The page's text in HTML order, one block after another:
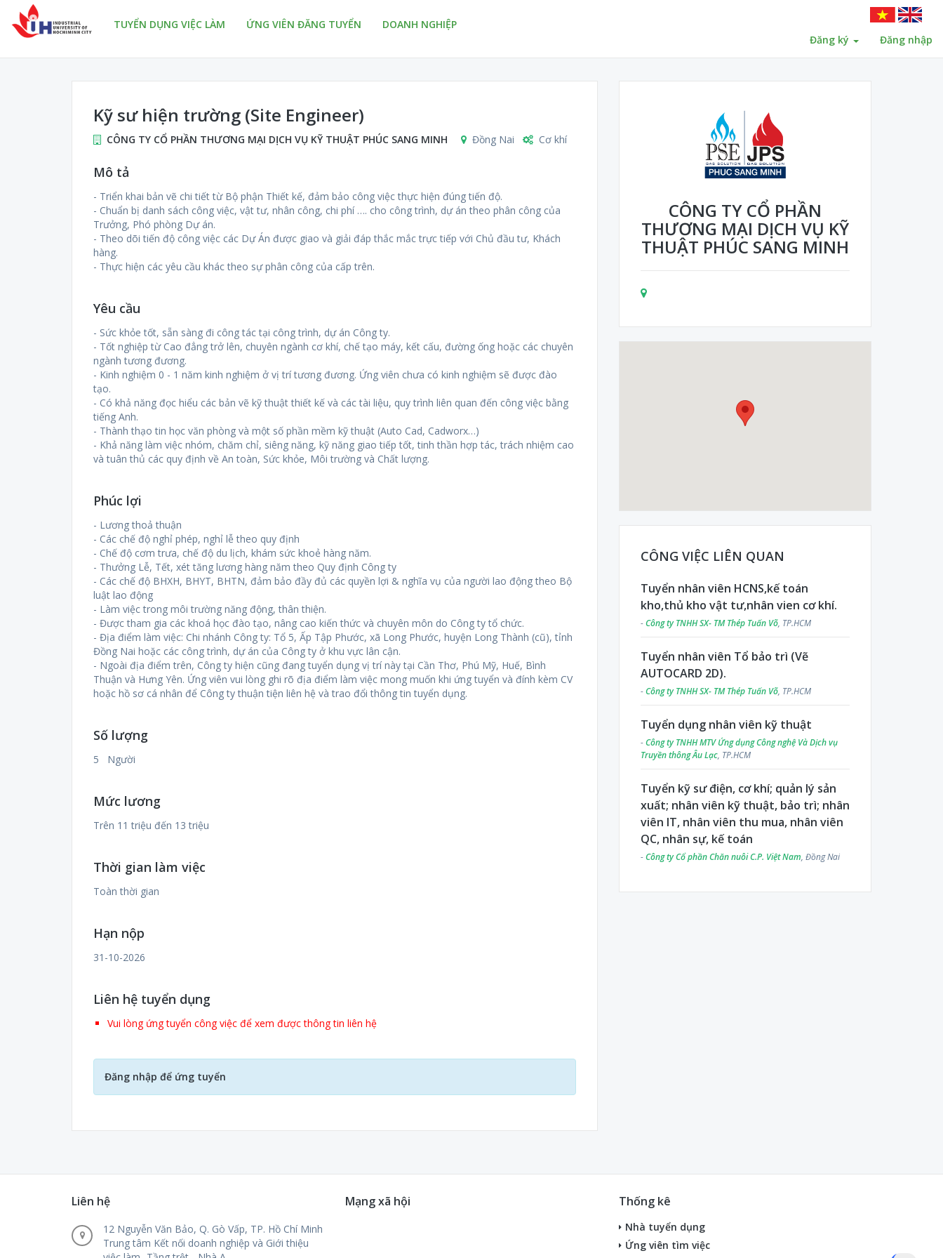
TUYỂN DỤNG VIỆC LÀM ỨNG VIÊN ĐĂNG TUYỂN
DOANH NGHIỆP
Đăng ký
Đăng nhập
Kỹ sư hiện trường (Site Engineer)
CÔNG TY CỔ PHẦN THƯƠNG MẠI DỊCH VỤ KỸ THUẬT PHÚC SANG MINH Đồng Nai Cơ khí
Mô tả
- Triển khai bản vẽ chi tiết từ Bộ phận Thiết kế, đảm bảo công việc thực hiện đúng tiến độ.
- Chuẩn bị danh sách công việc, vật tư, nhân công, chi phí …. cho công trình, dự án theo phân công của
Trưởng, Phó phòng Dự án.
- Theo dõi tiến độ công việc các Dự Án được giao và giải đáp thắc mắc trực tiếp với Chủ đầu tư, Khách
hàng.
- Thực hiện các yêu cầu khác theo sự phân công của cấp trên.
Yêu cầu
- Sức khỏe tốt, sẵn sàng đi công tác tại công trình, dự án Công ty.
- Tốt nghiệp từ Cao đẳng trở lên, chuyên ngành cơ khí, chế tạo máy, kết cấu, đường ống hoặc các chuyên
ngành tương đương.
- Kinh nghiệm 0 - 1 năm kinh nghiệm ở vị trí tương đương. Ứng viên chưa có kinh nghiệm sẽ được đào
tạo.
- Có khả năng đọc hiểu các bản vẽ kỹ thuật thiết kế và các tài liệu, quy trình liên quan đến công việc bằng
tiếng Anh.
- Thành thạo tin học văn phòng và một số phần mềm kỹ thuật (Auto Cad, Cadworx…)
- Khả năng làm việc nhóm, chăm chỉ, siêng năng, kỹ năng giao tiếp tốt, tinh thần hợp tác, trách nhiệm cao
và tuân thủ các quy định về An toàn, Sức khỏe, Môi trường và Chất lượng.
Phúc lợi
- Lương thoả thuận
- Các chế độ nghỉ phép, nghỉ lễ theo quy định
- Chế độ cơm trưa, chế độ du lịch, khám sức khoẻ hàng năm.
- Thưởng Lễ, Tết, xét tăng lương hàng năm theo Quy định Công ty
- Các chế độ BHXH, BHYT, BHTN, đảm bảo đầy đủ các quyền lợi & nghĩa vụ của người lao động theo Bộ
luật lao động
- Làm việc trong môi trường năng động, thân thiện.
- Được tham gia các khoá học đào tạo, nâng cao kiến thức và chuyên môn do Công ty tổ chức.
- Địa điểm làm việc: Chi nhánh Công ty: Tổ 5, Ấp Tập Phước, xã Long Phước, huyện Long Thành (cũ), tỉnh
Đồng Nai hoặc các công trình, dự án của Công ty ở khu vực lân cận.
- Ngoài địa điểm trên, Công ty hiện cũng đang tuyển dụng vị trí này tại Cần Thơ, Phú Mỹ, Huế, Bình
Thuận và Hưng Yên. Ứng viên vui lòng ghi rõ địa điểm làm việc mong muốn khi ứng tuyển và đính kèm CV
hoặc hồ sơ cá nhân để Công ty thuận tiện liên hệ và trao đổi thông tin tuyển dụng.
Số lượng
5 Người
Mức lương
Trên 11 triệu đến 13 triệu
Thời gian làm việc
Toàn thời gian
Hạn nộp
31-10-2026
Liên hệ tuyển dụng
Vui lòng ứng tuyển công việc để xem được thông tin liên hệ
Đăng nhập để ứng tuyển
CÔNG TY CỔ PHẦN
THƯƠNG MẠI DỊCH VỤ KỸ
THUẬT PHÚC SANG MINH
CÔNG VIỆC LIÊN QUAN
Tuyển nhân viên HCNS,kế toán
kho,thủ kho vật tư,nhân vien cơ khí.
-Công ty TNHH SX- TM Thép Tuấn Võ, TP.HCM
Tuyển nhân viên Tổ bảo trì (Vẽ
AUTOCARD 2D).
-Công ty TNHH SX- TM Thép Tuấn Võ, TP.HCM
Tuyển dụng nhân viên kỹ thuật
-Công ty TNHH MTV Ứng dụng Công nghệ Và Dịch vụ
Truyền thông Âu Lạc, TP.HCM
Tuyển kỹ sư điện, cơ khí; quản lý sản
xuất; nhân viên kỹ thuật, bảo trì; nhân
viên IT, nhân viên thu mua, nhân viên
QC, nhân sự, kế toán
-Công ty Cổ phần Chăn nuôi C.P. Việt Nam, Đồng Nai
Liên hệ
12 Nguyễn Văn Bảo, Q. Gò Vấp, TP. Hồ Chí Minh
Trung tâm Kết nối doanh nghiệp và Giới thiệu
Mạng xã hội Thống kê
Nhà tuyển dụng
Ứng viên tìm việc